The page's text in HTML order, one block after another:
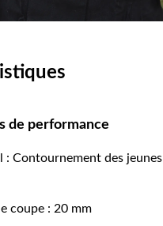
de performance
: Contournement des jeunes
coupe : 20 mm